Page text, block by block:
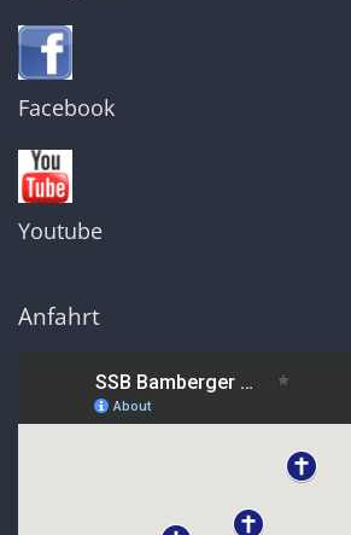
Facebook
Youtube
Anfahrt